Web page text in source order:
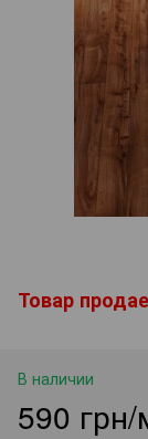
Товар
В наличии
590 грн/